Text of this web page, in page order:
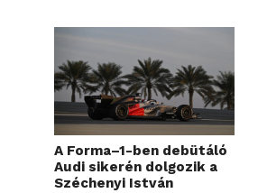
A Forma–1-ben debütáló
Audi sikerén dolgozik a
Széchenyi István